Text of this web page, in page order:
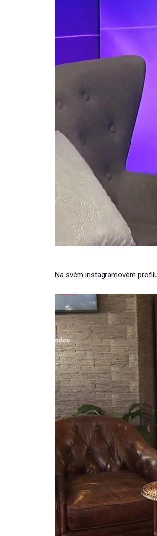
Na svém instagramovém